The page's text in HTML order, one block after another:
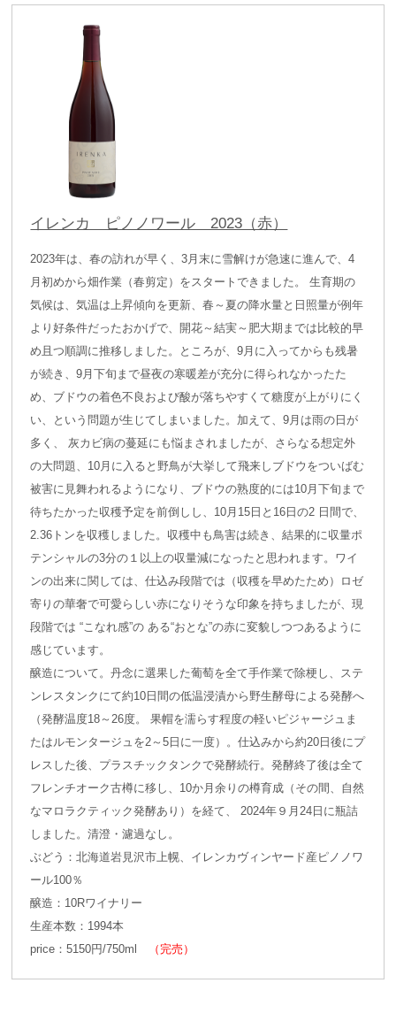
イレンカ ピノノワール 2023（赤）
2023年は、春の訪れが早く、3月末に雪解けが急速に進んで、4
月初めから畑作業（春剪定）をスタートできました。 生育期の
気候は、気温は上昇傾向を更新、春～夏の降水量と日照量が例年
より好条件だったおかげで、開花～結実～肥大期までは比較的早
め且つ順調に推移しました。ところが、9月に入ってからも残暑
が続き、9月下旬まで昼夜の寒暖差が充分に得られなかったた
め、ブドウの着色不良および酸が落ちやすくて糖度が上がりにく
い、という問題が生じてしまいました。加えて、9月は雨の日が
多く、 灰カビ病の蔓延にも悩まされましたが、さらなる想定外
の大問題、10月に入ると野鳥が大挙して飛来しブドウをついばむ
被害に見舞われるようになり、ブドウの熟度的には10月下旬まで
待ちたかった収穫予定を前倒しし、10月15日と16日の2 日間で、
2.36トンを収穫しました。収穫中も鳥害は続き、結果的に収量ポ
テンシャルの3分の１以上の収量減になったと思われます。ワイ
ンの出来に関しては、仕込み段階では（収穫を早めたため）ロゼ
寄りの華奢で可愛らしい赤になりそうな印象を持ちましたが、現
段階では “こなれ感”の ある“おとな”の赤に変貌しつつあるように
感じています。
醸造について。丹念に選果した葡萄を全て手作業で除梗し、ステ
ンレスタンクにて約10日間の低温浸漬から野生酵母による発酵へ
（発酵温度18～26度。 果帽を濡らす程度の軽いピジャージュま
たはルモンタージュを2～5日に一度）。仕込みから約20日後にプ
レスした後、プラスチックタンクで発酵続行。発酵終了後は全て
フレンチオーク古樽に移し、10か月余りの樽育成（その間、自然
なマロラクティック発酵あり）を経て、 2024年９月24日に瓶詰
しました。清澄・濾過なし。
ぶどう：北海道岩見沢市上幌、イレンカヴィンヤード産ピノノワ
ール100％
醸造：10Rワイナリー
生産本数：1994本
price：5150円/750ml
（完売）